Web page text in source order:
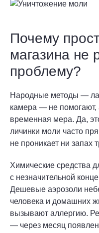
Почему
магазина не
проблему?
Народные методы —
камера — не помогают,
временная мера. Да,
личинки моли часто
не проникает ни запах
Химические средства
с незначительной
Дешевые аэрозоли
человека и домашних
вызывают аллергию.
— через месяц